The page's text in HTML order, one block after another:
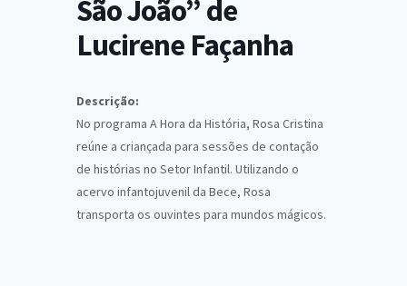
São João” de
Lucirene Façanha
Descrição:
No programa A Hora da História, Rosa Cristina
reúne a criançada para sessões de contação
de histórias no Setor Infantil. Utilizando o
acervo infantojuvenil da Bece, Rosa
transporta os ouvintes para mundos mágicos.